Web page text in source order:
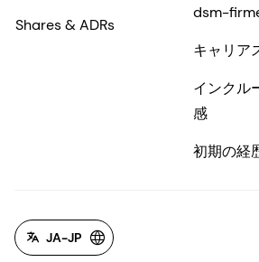
Shares & ADRs
dsm-
キャリア
インクル
感
初期の経
JA-JP